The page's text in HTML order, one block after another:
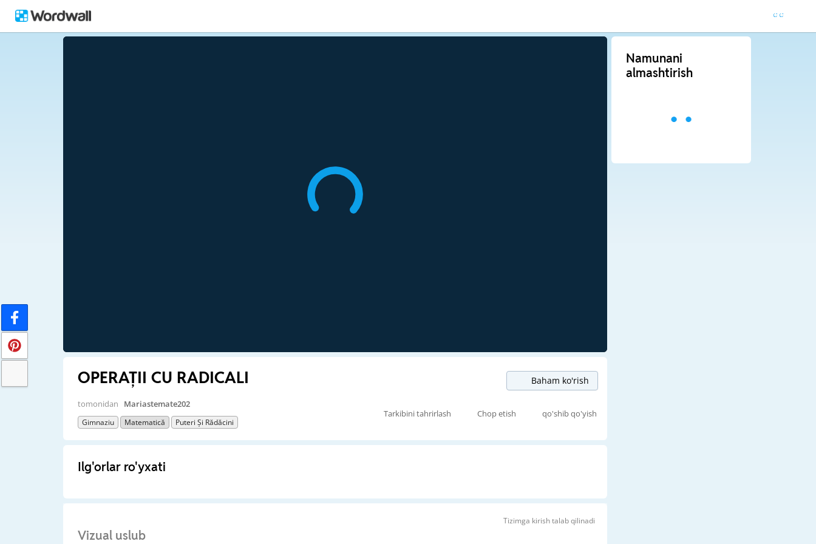
OPERAȚII CU RADICALI Baham ko'rish
tomonidan Mariastemate202
Gimnaziu Matematică Puteri Și Rădăcini
Tarkibini tahrirlash Chop etish qo'shib qo'yish
Ilg'orlar ro'yxati
Tizimga kirish talab qilinadi
Vizual uslub
Namunani
almashtirish